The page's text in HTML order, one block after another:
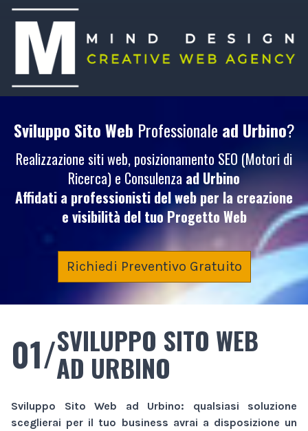
Sviluppo Sito Web Professionale ad Urbino?
Realizzazione siti web, posizionamento SEO (Motori di
Ricerca) e Consulenza ad Urbino
Affidati a professionisti del web per la creazione
e visibilità del tuoProgetto Web
Richiedi Preventivo Gratuito
01/SVILUPPO SITO WEB
AD URBINO
Sviluppo Sito Web ad Urbino: qualsiasi soluzione
sceglierai per il tuo business avrai a disposizione un